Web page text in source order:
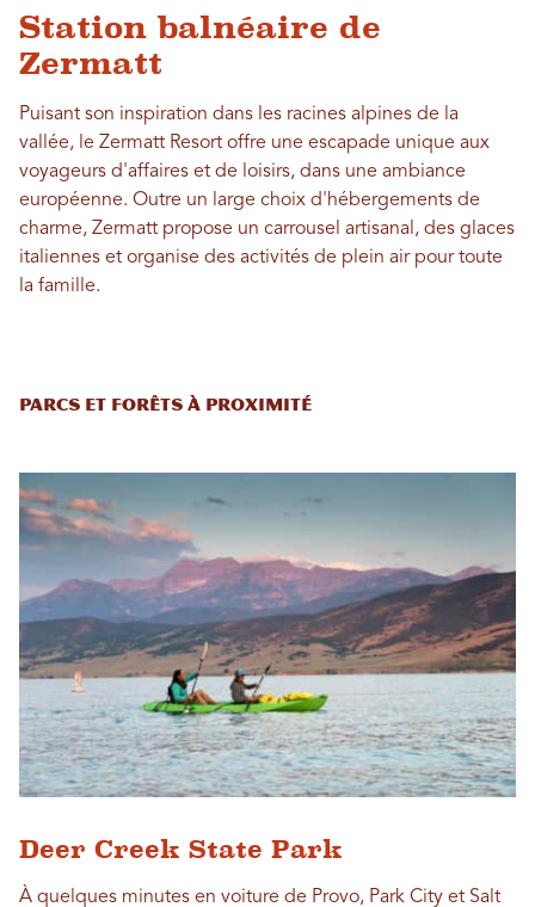
Station balnéaire de
Zermatt
Puisant son inspiration dans les racines alpines de la
vallée, le Zermatt Resort offre une escapade unique aux
voyageurs d'affaires et de loisirs, dans une ambiance
européenne. Outre un large choix d'hébergements de
charme, Zermatt propose un carrousel artisanal, des glaces
italiennes et organise des activités de plein air pour toute
la famille.
Parcs et forêts à proximité
Deer Creek State Park
À quelques minutes en voiture de Provo, Park City et Salt